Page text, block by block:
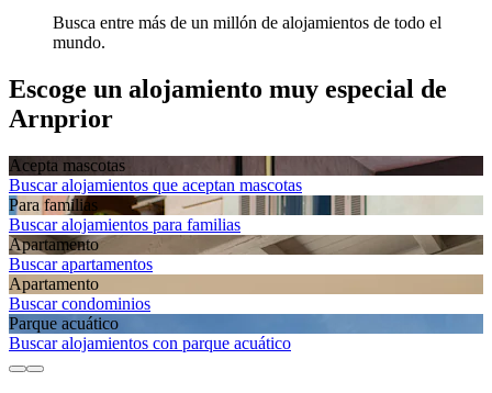
Busca entre más de un millón de alojamientos de todo el
mundo.
Escoge un alojamiento muy especial de
Arnprior
Acepta mascotas
Buscar alojamientos que aceptan mascotas
Para familias
Buscar alojamientos para familias
Apartamento
Buscar apartamentos
Apartamento
Buscar condominios
Parque acuático
Buscar alojamientos con parque acuático